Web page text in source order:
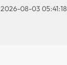
2026-08-03 05:41:18